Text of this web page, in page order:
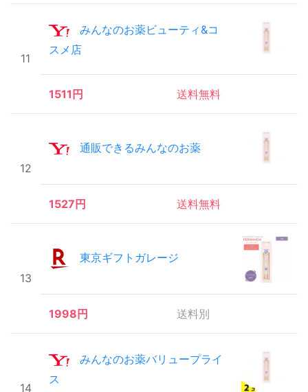
11
みんなのお薬ビューティ&コ
スメ店
1511円 送料無料
12
通販できるみんなのお薬
1527円 送料無料
13
東京ギフトガレージ
1998円 送料別
14
みんなのお薬バリュープライ
ス